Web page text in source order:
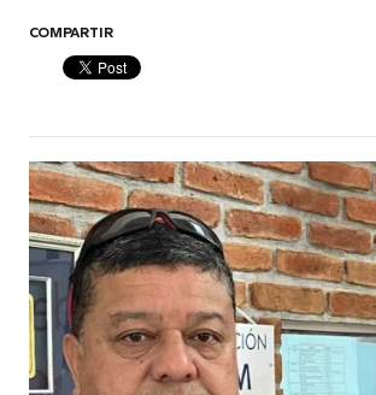
COMPARTIR